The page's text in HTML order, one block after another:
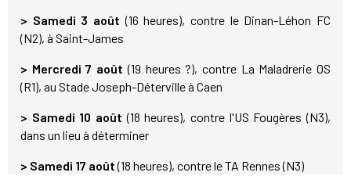
> Samedi 3 août(16 heures), contre le Dinan-Léhon FC
(N2), à Saint-James
> Mercredi 7 août(19 heures ?), contre La Maladrerie OS
(R1), au Stade Joseph-Déterville à Caen
> Samedi 10 août(18 heures), contre l'US Fougères (N3),
dans un lieu à déterminer
> Samedi 17 août(18 heures), contre le TA Rennes (N3)